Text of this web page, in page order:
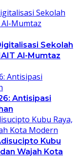
Sekolah
Al-Mumtaz
Antisipasi
Kubu
Wajah Kota